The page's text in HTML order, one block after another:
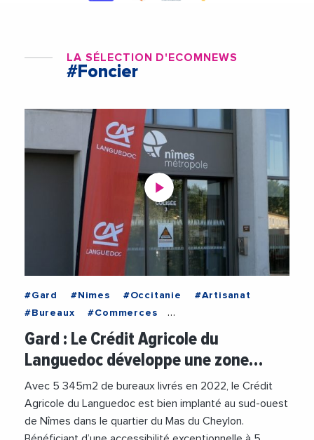
LA SÉLECTION D'ECOMNEWS
#Foncier
#Gard #Nimes #Occitanie
#Artisanat
#Bureaux
#Commerces
#CreditAgricoleLanguedoc
#Economie
#Emploi
#Foncier
#FranckProust
#Immobilier
#NimesMetropole
#Travaux
#Videos
Gard : Le Crédit Agricole du
Languedoc développe une zone…
Avec 5 345m2 de bureaux livrés en 2022, le Crédit
Agricole du Languedoc est bien implanté au sud-ouest
de Nîmes dans le quartier du Mas du Cheylon.